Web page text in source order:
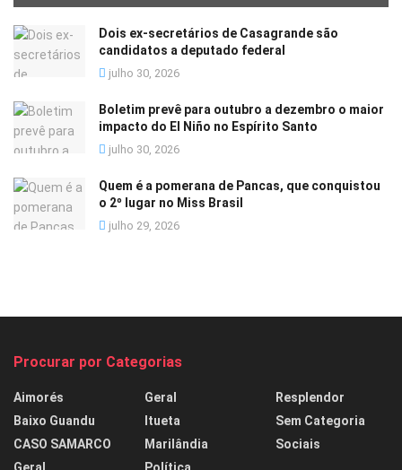
Dois ex-secretários de Casagrande são
candidatos a deputado federal
julho 30, 2026
Boletim prevê para outubro a dezembro o maior
impacto do El Niño no Espírito Santo
julho 30, 2026
Quem é a pomerana de Pancas, que conquistou
o 2º lugar no Miss Brasil
julho 29, 2026
Procurar por Categorias
Aimorés
Baixo Guandu
CASO SAMARCO
Geral
Itueta
Marilândia
Resplendor
Sem Categoria
Sociais